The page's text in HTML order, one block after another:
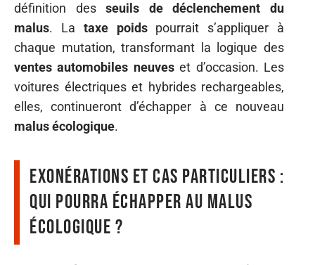
définition desseuils de déclenchement du
malus. La taxe poidspourrait s’appliquer à
chaque mutation, transformant la logique des
ventes automobiles neuveset d’occasion. Les
voitures électriques et hybrides rechargeables,
elles, continueront d’échapper à ce nouveau
malus écologique.
Exonérations et cas particuliers :
qui pourra échapper au malus
écologique ?